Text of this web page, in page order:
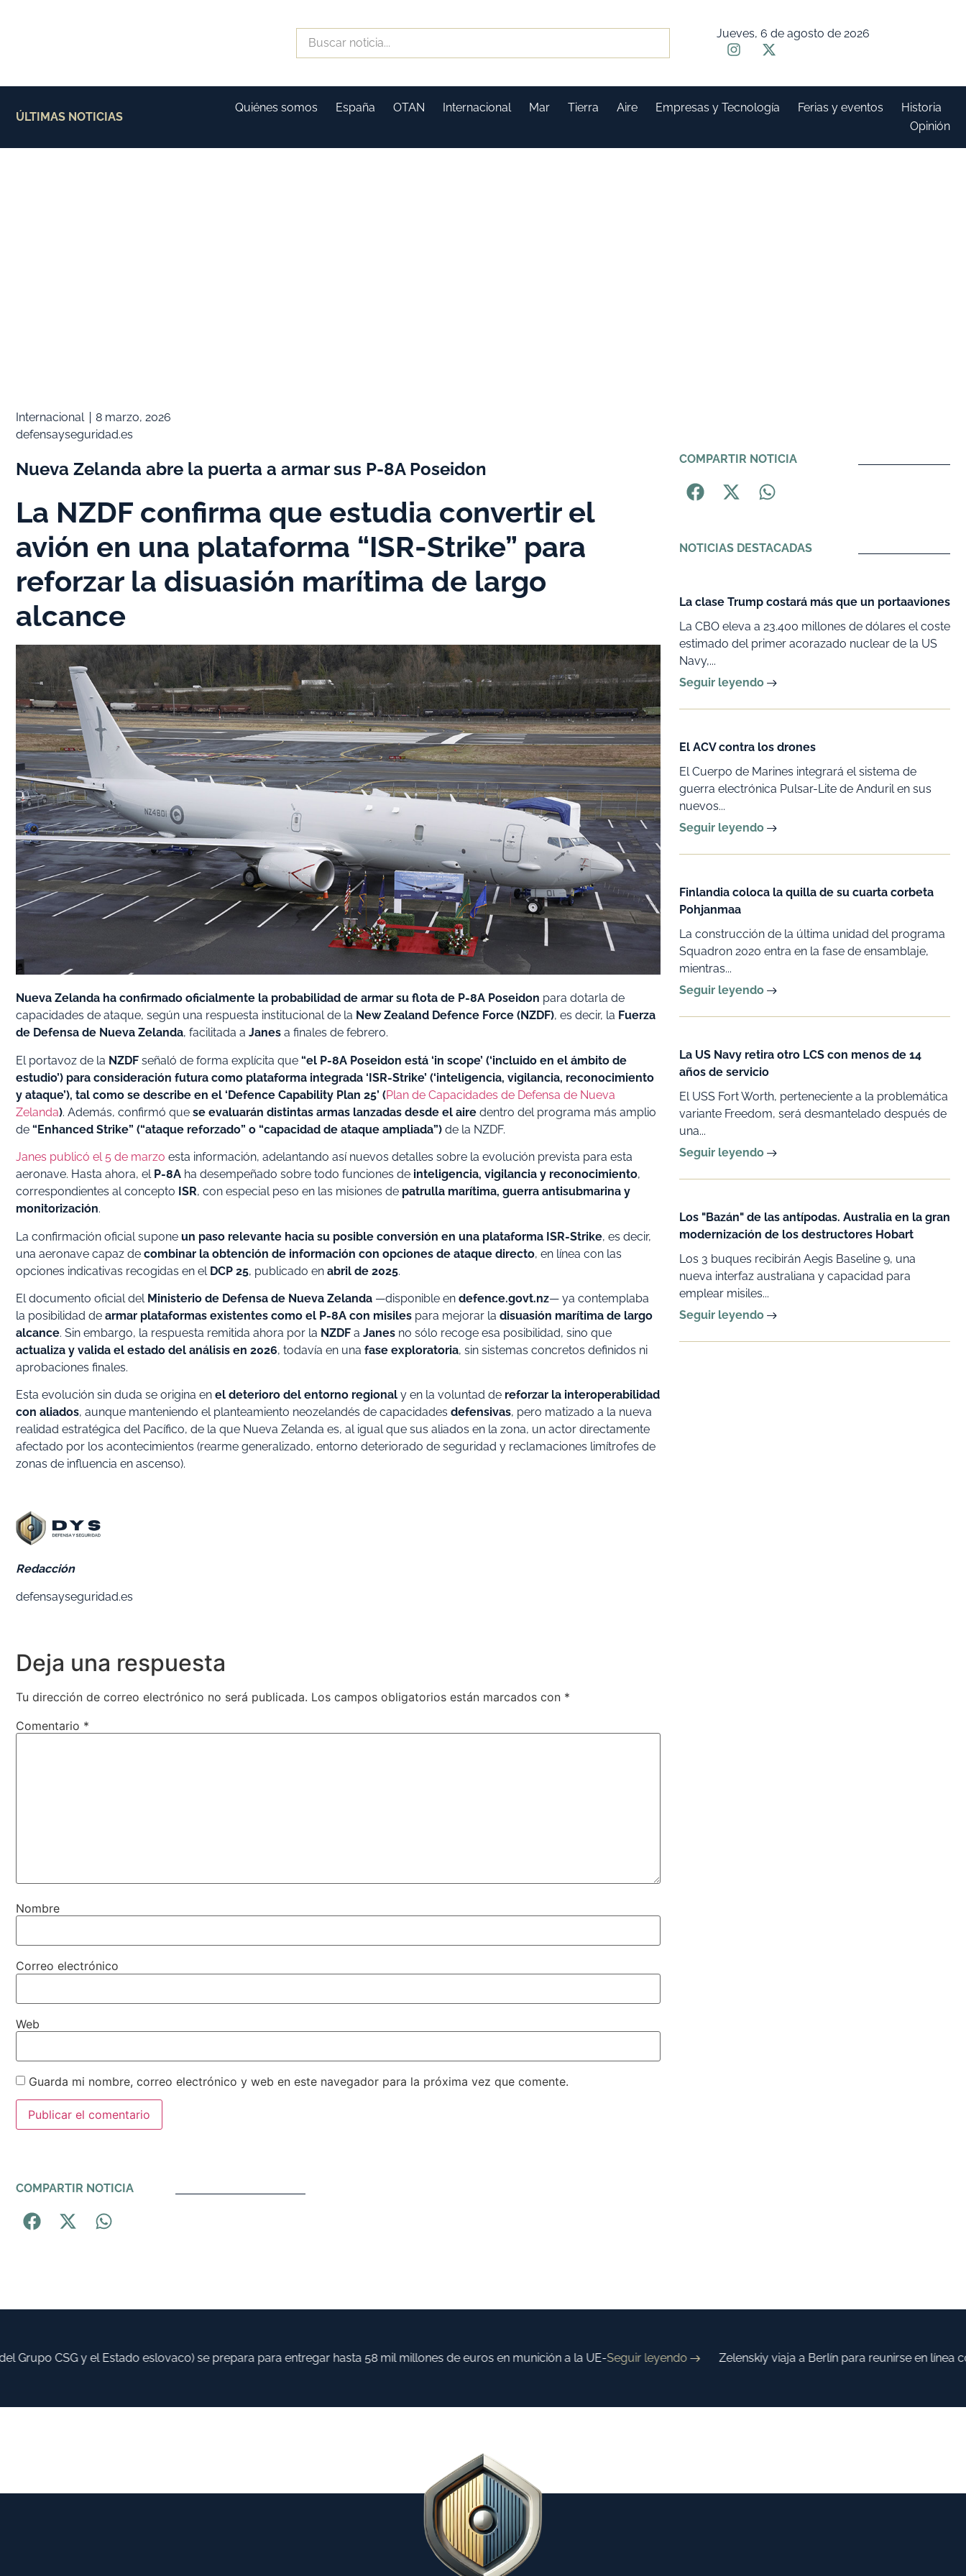
Jueves, 6 de agosto de 2026
ÚLTIMAS NOTICIAS
Quiénes somos España OTAN Internacional Mar Tierra Aire Empresas y Tecnología Ferias y eventos
Historia
Opinión
Internacional
8 marzo, 2026
defensayseguridad.es
Nueva Zelanda abre la puerta a armar sus P-8A Poseidon
La NZDF confirma que estudia convertir el
avión en una plataforma “ISR-Strike” para
reforzar la disuasión marítima de largo
alcance
Nueva Zelanda ha confirmado oficialmente la probabilidad de armar su flota de P-8A Poseidon para dotarla de
capacidades de ataque, según una respuesta institucional de la New Zealand Defence Force (NZDF), es decir, la Fuerza
de Defensa de Nueva Zelanda, facilitada a Janes a finales de febrero.
El portavoz de la NZDF señaló de forma explícita que “el P-8A Poseidon está ‘in scope’ (‘incluido en el ámbito de
estudio’) para consideración futura como plataforma integrada ‘ISR-Strike’ (‘inteligencia, vigilancia, reconocimiento
y ataque’), tal como se describe en el ‘Defence Capability Plan 25’ (Plan de Capacidades de Defensa de Nueva
Zelanda). Además, confirmó que se evaluarán distintas armas lanzadas desde el aire dentro del programa más amplio
de “Enhanced Strike” (“ataque reforzado” o “capacidad de ataque ampliada”) de la NZDF.
Janes publicó el 5 de marzo esta información, adelantando así nuevos detalles sobre la evolución prevista para esta
aeronave. Hasta ahora, el P-8A ha desempeñado sobre todo funciones de inteligencia, vigilancia y reconocimiento,
correspondientes al concepto ISR, con especial peso en las misiones de patrulla marítima, guerra antisubmarina y
monitorización.
La confirmación oficial supone un paso relevante hacia su posible conversión en una plataforma ISR-Strike, es decir,
una aeronave capaz de combinar la obtención de información con opciones de ataque directo, en línea con las
opciones indicativas recogidas en el DCP 25, publicado en abril de 2025.
El documento oficial del Ministerio de Defensa de Nueva Zelanda —disponible en defence.govt.nz— ya contemplaba
la posibilidad de armar plataformas existentes como el P-8A con misiles para mejorar la disuasión marítima de largo
alcance. Sin embargo, la respuesta remitida ahora por la NZDF a Janes no sólo recoge esa posibilidad, sino que
actualiza y valida el estado del análisis en 2026, todavía en una fase exploratoria, sin sistemas concretos definidos ni
aprobaciones finales.
Esta evolución sin duda se origina en el deterioro del entorno regional y en la voluntad de reforzar la interoperabilidad
con aliados, aunque manteniendo el planteamiento neozelandés de capacidades defensivas, pero matizado a la nueva
realidad estratégica del Pacífico, de la que Nueva Zelanda es, al igual que sus aliados en la zona, un actor directamente
afectado por los acontecimientos (rearme generalizado, entorno deteriorado de seguridad y reclamaciones limítrofes de
zonas de influencia en ascenso).
Redacción
defensayseguridad.es
Deja una respuesta
Tu dirección de correo electrónico no será publicada. Los campos obligatorios están marcados con *
Comentario *
Nombre
Correo electrónico
Web
Guarda mi nombre, correo electrónico y web en este navegador para la próxima vez que comente.
COMPARTIR NOTICIA
NOTICIAS DESTACADAS
La clase Trump costará más que un portaaviones
La CBO eleva a 23.400 millones de dólares el coste
estimado del primer acorazado nuclear de la US
Navy,...
Seguir leyendo
El ACV contra los drones
El Cuerpo de Marines integrará el sistema de
guerra electrónica Pulsar-Lite de Anduril en sus
nuevos...
Seguir leyendo
Finlandia coloca la quilla de su cuarta corbeta
Pohjanmaa
La construcción de la última unidad del programa
Squadron 2020 entra en la fase de ensamblaje,
mientras...
Seguir leyendo
La US Navy retira otro LCS con menos de 14
años de servicio
El USS Fort Worth, perteneciente a la problemática
variante Freedom, será desmantelado después de
una...
Seguir leyendo
Los "Bazán" de las antípodas. Australia en la gran
modernización de los destructores Hobart
Los 3 buques recibirán Aegis Baseline 9, una
nueva interfaz australiana y capacidad para
emplear misiles...
Seguir leyendo
COMPARTIR NOTICIA
Grupo CSG y el Estado eslovaco) se prepara para entregar hasta 58 mil millones de euros en munición a la UE-Seguir leyendo Zelenskiy viaja a Berlín para reunirse en línea